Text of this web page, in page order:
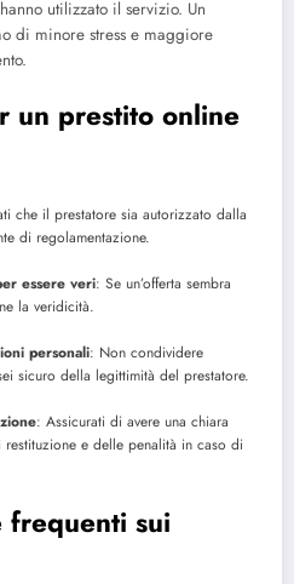
utilizzato il servizio. Un
di minore stress e maggiore
un prestito online
che il prestatore sia autorizzato dalla
di regolamentazione.
essere veri: Se un’offerta sembra
la veridicità.
personali: Non condividere
sicuro della legittimità del prestatore.
: Assicurati di avere una chiara
e delle penalità in caso di
frequenti sui